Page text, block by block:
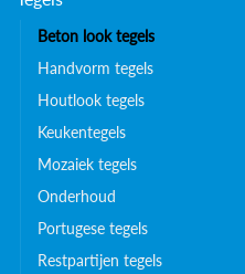
Beton look tegels
Handvorm tegels
Houtlook tegels
Keukentegels
Mozaiek tegels
Onderhoud
Portugese tegels
Restpartijen tegels